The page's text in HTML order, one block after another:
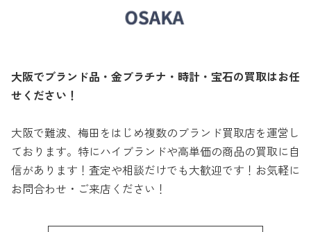
大阪でブランド品・金プラチナ・時計・宝石の買取はお任
せください！
大阪で難波、梅田をはじめ複数のブランド買取店を運営し
ております。特にハイブランドや高単価の商品の買取に自
信があります！査定や相談だけでも大歓迎です！お気軽に
お問合わせ・ご来店ください！